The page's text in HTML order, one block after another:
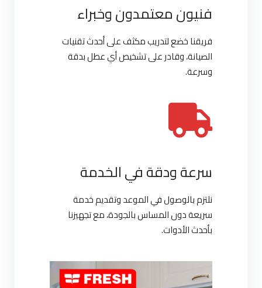
فنيون معتمدون وخبراء
فريقنا خضع لتدريب مكثف على أحدث تقنيات
الصيانة، وقادر على تشخيص أي عطل بدقة
وسرعة.
سرعة ودقة في الخدمة
نلتزم بالوصول في الموعد وتقديم خدمة
سريعة دون المساس بالجودة، مع تجهيزنا
بأحدث الأدوات.